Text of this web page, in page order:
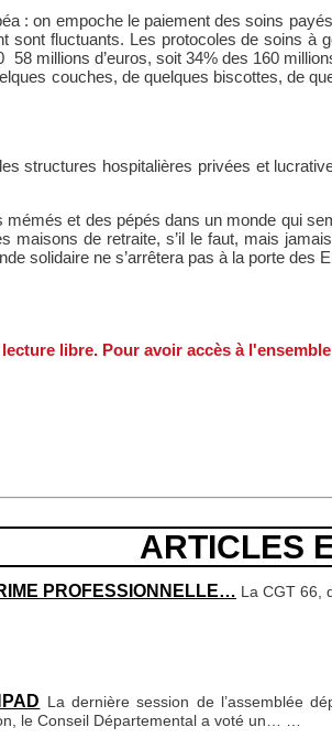
: on empoche le paiement des soins
sont fluctuants. Les protocoles de soins
millions d’euros, soit 34% des 160
couches, de quelques biscottes, de
structures hospitalières privées et
et des pépés dans un monde qui
maisons de retraite, s’il le faut, mais
solidaire ne s’arrêtera pas à la porte des
libre. Pour avoir accès à
ARTICLES
PROFESSIONNELLE… La CGT 66,
La dernière session de l’assemblée
le Conseil Départemental a voté un… …